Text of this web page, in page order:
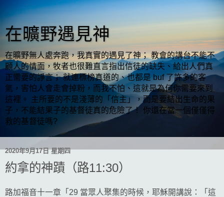
在曠野遇見神
在曠野無人處奔跑，我真實的遇見了神； 教會的講台不能不
顧人的情面，牧者也很難直言指出信徒的缺失、給出人們真
正需要的諍言； 就連標榜真道的、也都是 buf 了許多的客
氣，害怕人會走會掉粉，而我不怕、這就是為何你需要來到
這裡。 主所要的不是淺薄的「信主」，而是要結出生命的果
子，不能結果子的基督徒真的危險了！ 你還在當一個僅僅得
救的基督徒嗎?
2020年9月17日 星期四
約拿的神蹟（路11:30）
路加福音十一章「29 當眾人聚集的時候，耶穌開講說：「這